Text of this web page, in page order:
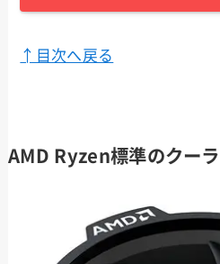
↑目次へ戻る
AMD Ryzen標準のクー